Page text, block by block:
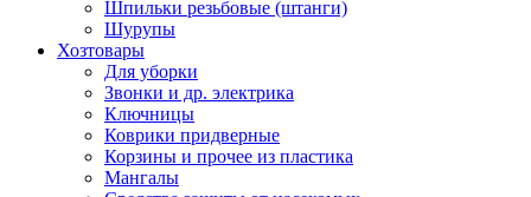
Шпильки резьбовые (штанги)
Шурупы
Хозтовары
Для уборки
Звонки и др. электрика
Ключницы
Коврики придверные
Корзины и прочее из пластика
Мангалы